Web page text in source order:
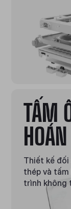
TẤM
Thiết kế đối
thép và
trình không